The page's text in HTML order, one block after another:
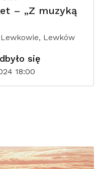
– „Z muzyką
Lewków
się
18:00